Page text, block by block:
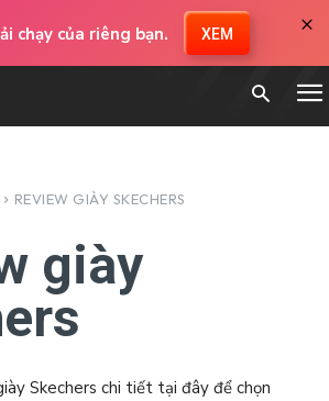
chạy của riêng bạn. XEM ×
REVIEW GIÀY SKECHERS
giày
Skechers chi tiết tại đây để chọn